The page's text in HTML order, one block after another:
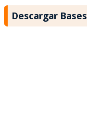
Descargar Bases